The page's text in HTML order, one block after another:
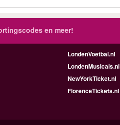
en meer!
LondenVoetbal.nl
LondenMusicals.nl
NewYorkTicket.nl
FlorenceTickets.nl